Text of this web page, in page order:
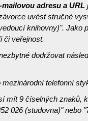
adresu a URL
uvést stručné
knihovny)". Jako
či veřejnost.
dodržovat
telefonní
mít 9 číselných znaků,
026 (studovna)" nebo